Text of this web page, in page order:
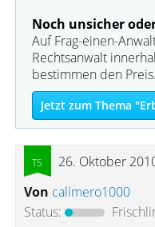
Noch unsicher
Auf Frag-einen-
Rechtsanwalt
bestimmen den Preis.
Jetzt zum Thema
26. Oktober
Von calimero1000
Status: